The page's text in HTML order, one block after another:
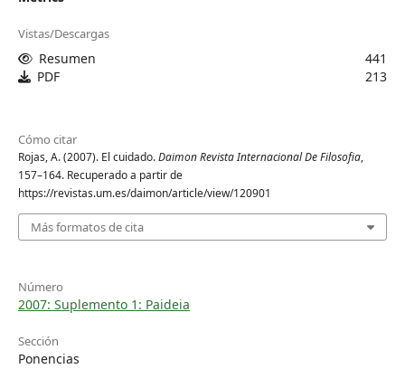
Vistas/Descargas
Resumen
441
PDF
213
Cómo citar
Rojas, A. (2007). El cuidado.Daimon Revista Internacional De Filosofia,
157–164. Recuperado a partir de
https://revistas.um.es/daimon/article/view/120901
Más formatos de cita
Número
2007: Suplemento 1: Paideia
Sección
Ponencias